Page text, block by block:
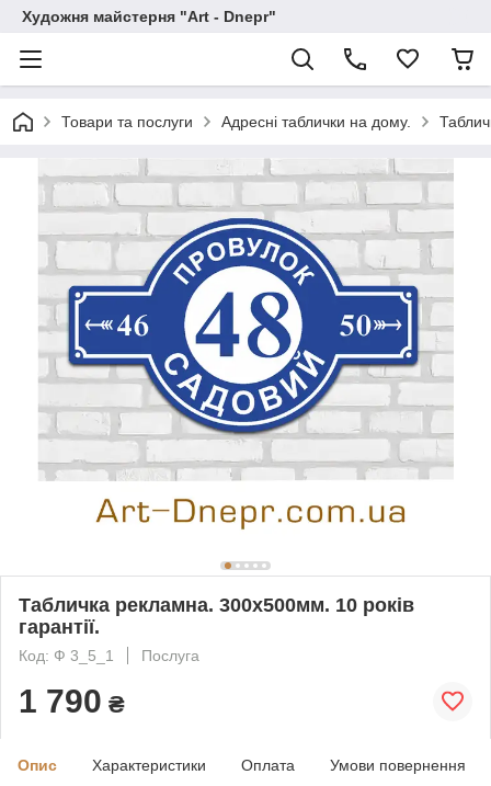
Художня майстерня "Art - Dnepr"
Товари та послуги Адресні таблички на дому.
Табличка рекламна. 300х500мм. 10 років
гарантії.
Код: Ф 3_5_1 Послуга
1 790 ₴
Опис Характеристики Оплата Умови повернення